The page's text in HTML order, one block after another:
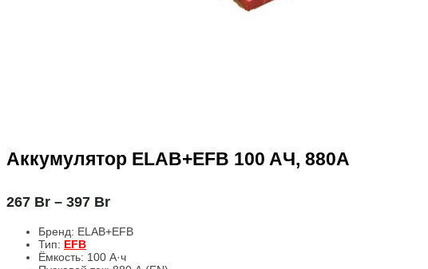
Аккумулятор ELAB+EFB 100 AЧ, 880А
267 Br – 397 Br
Бренд: ELAB+EFB
Тип: EFB
Ёмкость: 100 А·ч